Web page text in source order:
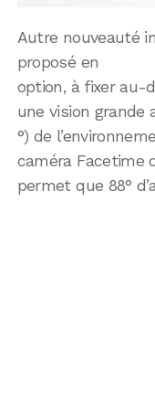
Autre nouveauté
proposé en
option, à fixer au-
une vision grande
°) de
caméra Facetime
permet que 88°